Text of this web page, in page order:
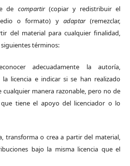
de compartir(copiar y redistribuir el
o formato) y adaptar(remezclar,
del material para cualquier finalidad,
términos:
adecuadamente la autoría,
licencia e indicar si se han realizado
cualquier manera razonable, pero no de
tiene el apoyo del licenciador o lo
transforma o crea a partir del material,
bajo la misma licencia que el